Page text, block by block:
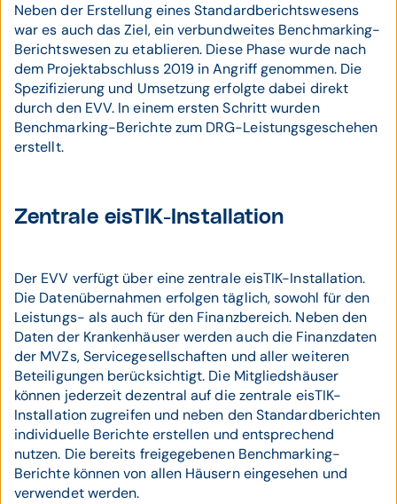
Neben der Erstellung eines Standardberichtswesens
war es auch das Ziel, ein verbundweites Benchmarking-
Berichtswesen zu etablieren. Diese Phase wurde nach
dem Projektabschluss 2019 in Angriff genommen. Die
Spezifizierung und Umsetzung erfolgte dabei direkt
durch den EVV. In einem ersten Schritt wurden
Benchmarking-Berichte zum DRG-Leistungsgeschehen
erstellt.
Zentrale eisTIK-Installation
Der EVV verfügt über eine zentrale eisTIK-Installation.
Die Datenübernahmen erfolgen täglich, sowohl für den
Leistungs- als auch für den Finanzbereich. Neben den
Daten der Krankenhäuser werden auch die Finanzdaten
der MVZs, Servicegesellschaften und aller weiteren
Beteiligungen berücksichtigt. Die Mitgliedshäuser
können jederzeit dezentral auf die zentrale eisTIK-
Installation zugreifen und neben den Standardberichten
individuelle Berichte erstellen und entsprechend
nutzen. Die bereits freigegebenen Benchmarking-
Berichte können von allen Häusern eingesehen und
verwendet werden.